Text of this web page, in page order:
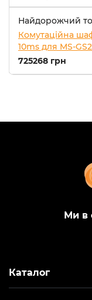
Найдорожчий
Комутаційна
10ms для MS-
725268 грн
Ми в
Каталог